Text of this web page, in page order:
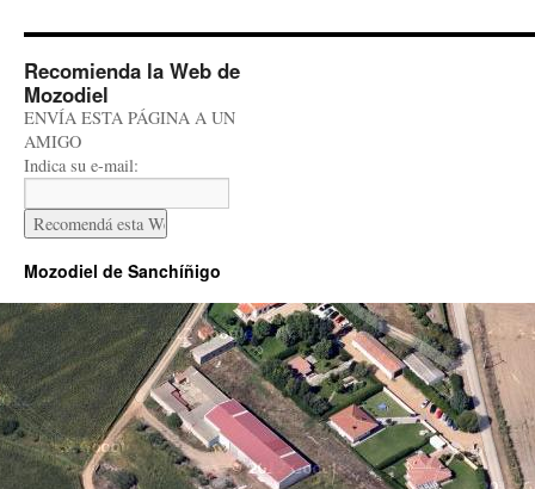
Recomienda la Web de
Mozodiel
ENVÍA ESTA PÁGINA A UN
AMIGO
Indica su e-mail:
Mozodiel de Sanchíñigo